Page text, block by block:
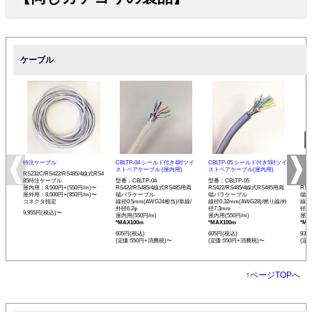
ケーブル
特注ケーブル
RS232C/RS422/RS485/4線式RS4
85特注ケーブル
屋内用：8,500円+(550円/m)〜
屋外用：8,500円+(850円/m)〜
コネクタ指定
9,955円(税込)〜
CBLTP-04 シールド付き4対ツイ
ストペアケーブル (屋内用)
型番：CBLTP-04
RS422/RS485/4線式RS485用両
端バラケーブル
線径0.5mm(AWG24相当)/単線/
外径6.2φ
屋内用(550円/m)
*MAX100m
605円(税込)
(定価:550円+消費税)〜
CBLTP-05 シールド付き5対ツイ
ストペアケーブル(屋内用)
型番：CBLTP-05
RS422/RS485/4線式RS485用両
端バラケーブル
線径0.32mm(AWG28)/撚り線/外
径7.3mm
屋内用(550円/m)
*MAX100m
605円(税込)
(定価:550円+消費税)〜
イ
端
線
径
屋
935
(定
↑ページTOPへ